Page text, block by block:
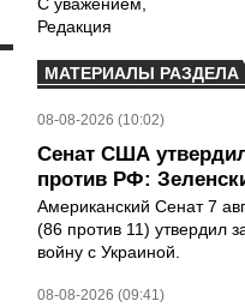
Редакция
МАТЕРИАЛЫ РАЗДЕЛА
08-08-2026 (10:02)
Сенат США
против РФ:
Американский Сенат 7
(86 против 11) утвердил
войну с Украиной.
08-08-2026 (09:41)